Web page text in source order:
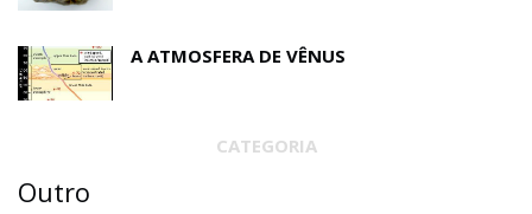
A ATMOSFERA DE VÊNUS
CATEGORIA
Outro